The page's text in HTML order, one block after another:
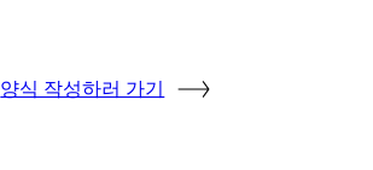
양식 작성하러 가기